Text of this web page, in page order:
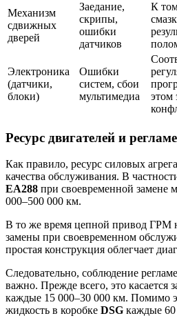
Механизм
сдвижных
дверей
Заедание,
скрипы,
ошибки
датчиков
К
Электроника
(датчики,
блоки)
Ошибки
систем, сбои
мультимедиа
этом
Ресурс двигателей и
Как правило, ресурс силовых
качества обслуживания. В
EA288 при своевременной замене
000–500 000 км.
В то же время цепной привод ГРМ
замены при своевременном
простая конструкция облегчает
Следовательно, соблюдение
важно. Прежде всего, это
каждые 15 000–30 000 км. Помимо
жидкость в коробке DSG каждые